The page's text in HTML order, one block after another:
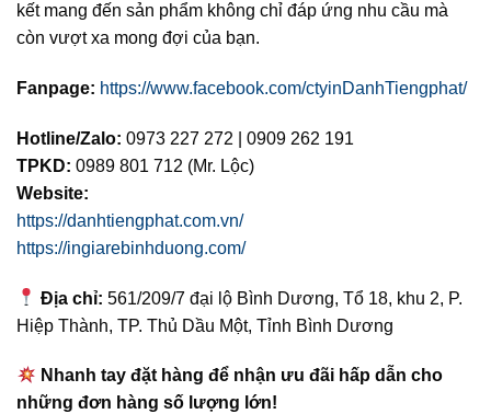
kết mang đến sản phẩm không chỉ đáp ứng nhu cầu mà
còn vượt xa mong đợi của bạn.
Fanpage: https://www.facebook.com/ctyinDanhTiengphat/
Hotline/Zalo: 0973 227 272 | 0909 262 191
TPKD: 0989 801 712 (Mr. Lộc)
Website:
https://danhtiengphat.com.vn/
https://ingiarebinhduong.com/
Địa chỉ: 561/209/7 đại lộ Bình Dương, Tổ 18, khu 2, P.
Hiệp Thành, TP. Thủ Dầu Một, Tỉnh Bình Dương
Nhanh tay đặt hàng để nhận ưu đãi hấp dẫn cho
những đơn hàng số lượng lớn!